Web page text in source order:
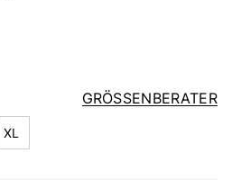
GRÖSSENBERATER
XL